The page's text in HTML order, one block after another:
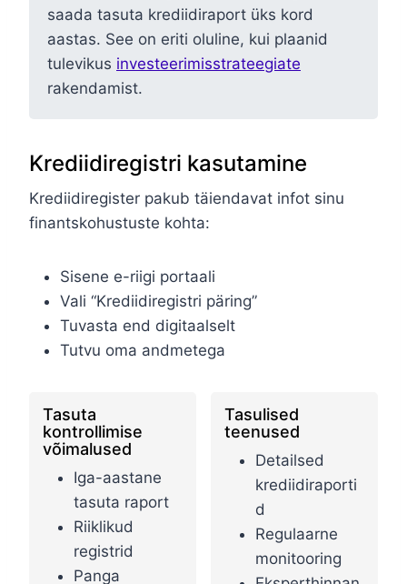
saada tasuta krediidiraport üks kord
aastas. See on eriti oluline, kui plaanid
tulevikus investeerimisstrateegiate
rakendamist.
Krediidiregistri kasutamine
Krediidiregister pakub täiendavat infot sinu
finantskohustuste kohta:
Sisene e-riigi portaali
Vali “Krediidiregistri päring”
Tuvasta end digitaalselt
Tutvu oma andmetega
Tasuta
kontrollimise
võimalused
Iga-aastane
tasuta raport
Riiklikud
registrid
Panga
Tasulised
teenused
Detailsed
krediidiraporti
d
Regulaarne
monitooring